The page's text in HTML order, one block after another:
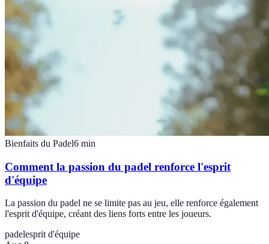
Bienfaits du Padel6 min
Comment la passion du padel renforce l'esprit
d'équipe
La passion du padel ne se limite pas au jeu, elle renforce également
l'esprit d'équipe, créant des liens forts entre les joueurs.
padelesprit d'équipe